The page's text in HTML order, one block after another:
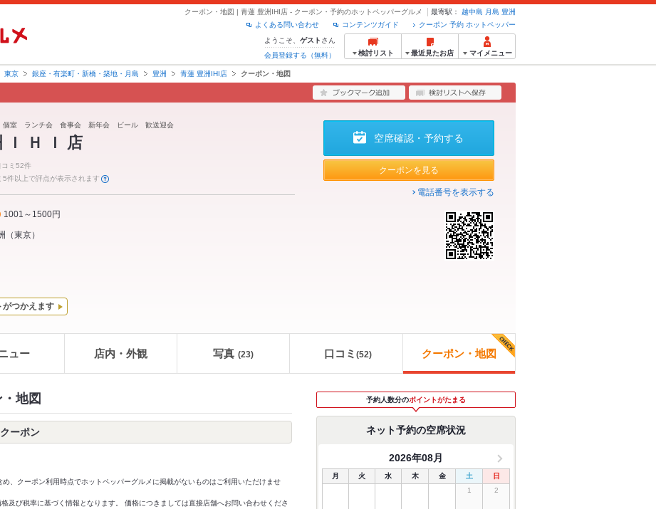
クーポン・地図 | 青蓮 豊洲IHI店 - クーポン・予約のホットペッパーグルメ 最寄駅： 越中島 月島 豊洲
クーポン 予約 ホットペッパー
コンテンツガイド
よくある問い合わせ
ようこそ、 ゲスト さん
会員登録する（無料）
検討リスト 最近見たお店 マイメニュー
東京 銀座・有楽町・新橋・築地・月島 豊洲 青蓮 豊洲IHI店 クーポン・地図
室 ランチ会 食事会 新年会 ビール 歓送迎会
Ｈ Ｉ 店
コミ52件
件以上で評点が表示されます
1001～1500円
（東京）
空席確認・予約する
クーポンを見る
電話番号を表示する
がつかえます
ュー 店内・外観 写真 (23) 口コミ (52) クーポン・地図
地図
ーポン
、クーポン利用時点でホットペッパーグルメに掲載がないものはご利用いただけませ
及び税率に基づく情報となります。 価格につきましては直接店舗へお問い合わせくださ
予約人数分のポイントがたまる
ネット予約の空席状況
2026年08月
月 火 水 木 金 土
日
1
2